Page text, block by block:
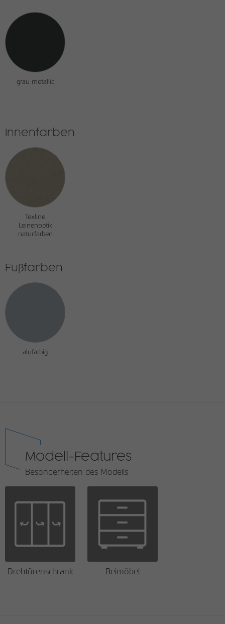
grau metallic
Innenfarben
Texline
Leinenoptik
naturfarben
Fußfarben
alufarbig
Modell-Features
Besonderheiten des Modells
Drehtürenschrank Beimöbel